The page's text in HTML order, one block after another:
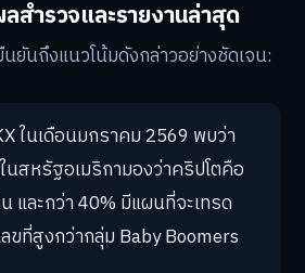
สำรวจและรายงานล่าสุด
ยันถึงแนวโน้มดังกล่าวอย่างชัดเจน:
ในเดือนมกราคม 2569 พบว่า
นสหรัฐอเมริกามองว่าคริปโตคือ
และกว่า 40% มีแผนที่จะเทรด
ขที่สูงกว่ากลุ่ม Baby Boomers